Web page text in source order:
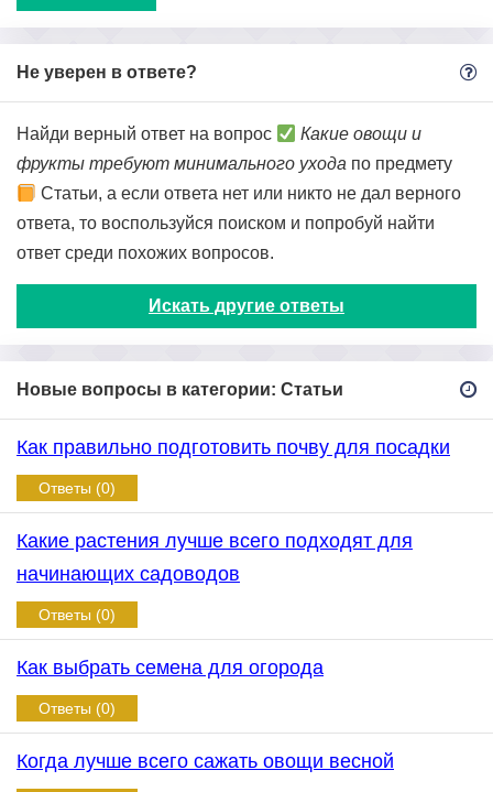
Не уверен в ответе?
Найди верный ответ на вопрос
Какие овощи и
фрукты требуют минимального ухода по предмету
Статьи, а если ответа нет или никто не дал верного
ответа, то воспользуйся поиском и попробуй найти
ответ среди похожих вопросов.
Искать другие ответы
Новые вопросы в категории: Статьи
Как правильно подготовить почву для посадки
Ответы (0)
Какие растения лучше всего подходят для
начинающих садоводов
Ответы (0)
Как выбрать семена для огорода
Ответы (0)
Когда лучше всего сажать овощи весной